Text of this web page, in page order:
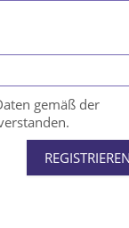
gemäß der